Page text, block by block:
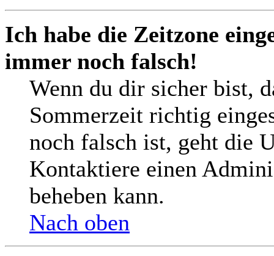
Ich habe die Zeitzone
immer noch falsch!
Wenn du dir sicher bist,
Sommerzeit richtig
noch falsch ist, geht die
Kontaktiere einen
beheben kann.
Nach oben